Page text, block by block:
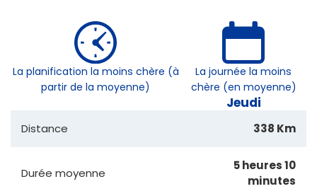
La planification la moins chère (à
partir de la moyenne)
La journée la moins
chère (en moyenne)
Jeudi
Distance 338 Km
Durée moyenne
5 heures 10
minutes